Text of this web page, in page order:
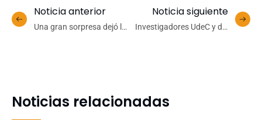
Noticia anterior
Una gran sorpresa dejó la
Noticia siguiente
Investigadores UdeC y del
Noticias relacionadas